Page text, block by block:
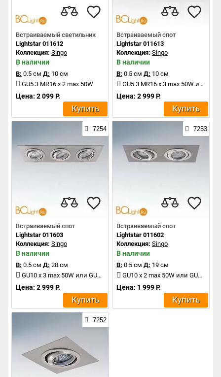
Встраиваемый светильник
Lightstar 011612
Коллекция: Singo
В наличии
В: 0.5 см Д: 10 см
GU5.3 MR16 x 2 max 50W
Цена: 2 099 Р.
Купить
Встраиваемый спот
Lightstar 011613
Коллекция: Singo
В наличии
В: 0.5 см Д: 10 см
GU5.3 MR16 x 3 max 50W или GU10 x 3 max 50W
Цена: 2 999 Р.
Купить
7254
Встраиваемый спот
Lightstar 011603
Коллекция: Singo
В наличии
В: 0.5 см Д: 28 см
GU10 x 3 max 50W или GU5.3 x 3 max 50W
Цена: 2 999 Р.
Купить
7253
Встраиваемый спот
Lightstar 011602
Коллекция: Singo
В наличии
В: 0.5 см Д: 19 см
GU10 x 2 max 50W или GU5.3 x 2 max 50W
Цена: 1 999 Р.
Купить
7252